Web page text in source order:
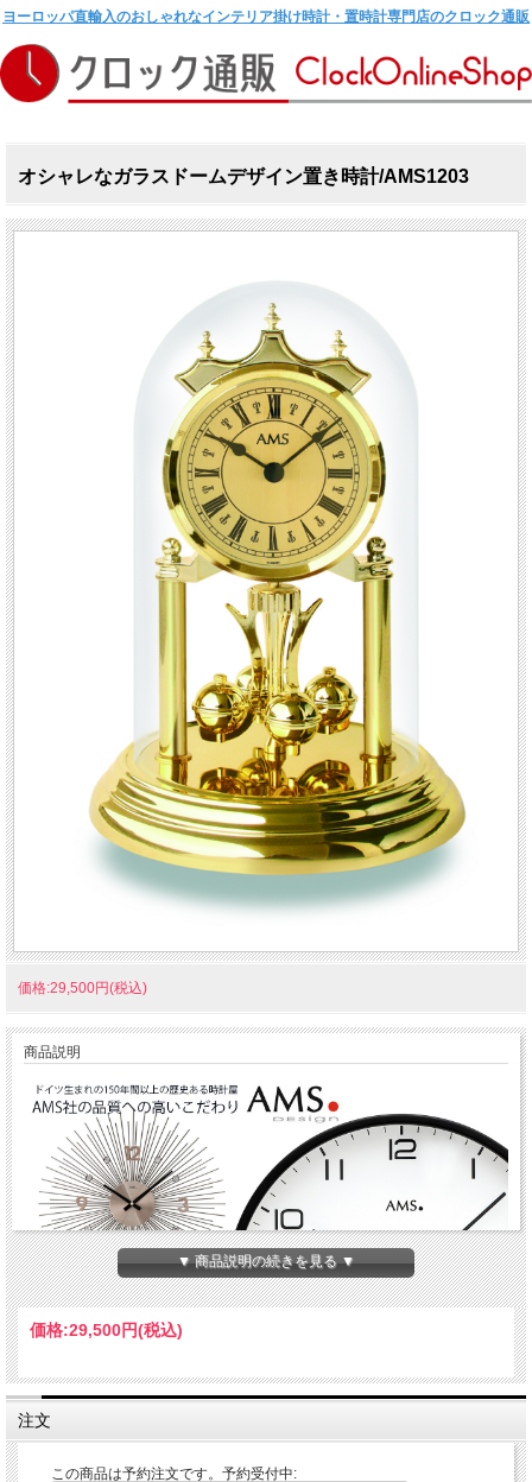
ヨーロッパ直輸入のおしゃれなインテリア掛け時計・置時計専門店のクロック通販
オシャレなガラスドームデザイン置き時計/AMS1203
価格:29,500円(税込)
商品説明
ンドレア・メンヤーにより設立された世界最古のクロックメーカーです。
最も良い品質だけを作り出すために時計メーキングする芸術の伝統として世界的に
有名なブラック・フォレスト時計を非常に最もすばらしい材料を使用して、一目で
貴重な時計を特徴付けるクロックです。
▼ 商品説明の続きを見る ▼
価格:29,500円(税込)
注文
この商品は予約注文です。予約受付中: